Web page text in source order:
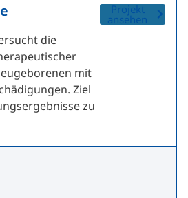
die
mit
Ziel
zu
Projekt
ansehen